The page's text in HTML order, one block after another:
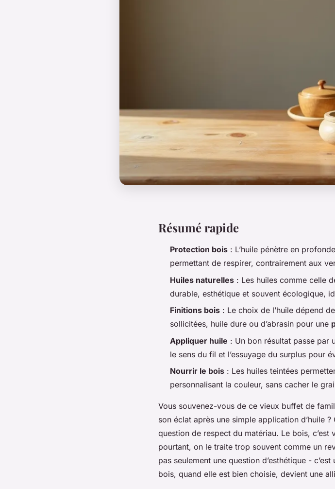
Résumé rapide
Protection bois : L’huile pénètre en
permettant de respirer, contrairement aux
Huiles naturelles : Les huiles comme celle
durable, esthétique et souvent écologique,
Finitions bois : Le choix de l’huile dépend
sollicitées, huile dure ou d’abrasin pour une
Appliquer huile : Un bon résultat passe par
le sens du fil et l’essuyage du surplus pour
Nourrir le bois : Les huiles teintées
personnalisant la couleur, sans cacher le
Vous souvenez-vous de ce vieux buffet de
son éclat après une simple application d’huile ?
question de respect du matériau. Le bois,
pourtant, on le traite trop souvent comme un
pas seulement une question d’esthétique -
bois, quand elle est bien choisie, devient une